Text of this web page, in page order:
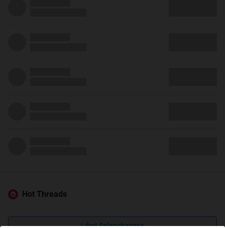
Hot Threads
Lihat Selengkapnya